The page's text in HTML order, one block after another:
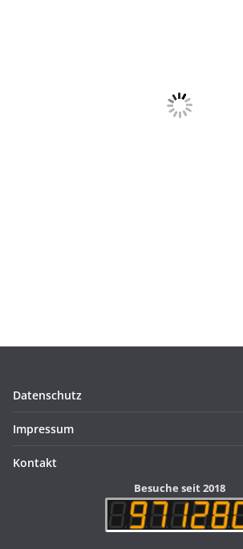
Datenschutz
Impressum
Kontakt
Besuche seit 2018